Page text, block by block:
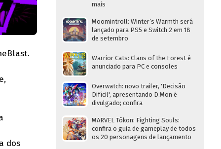
dos
mais
Moomintroll: Winter’s Warmth será
lançado para PS5 e Switch 2 em 18
de setembro
Warrior Cats: Clans of the Forest é
anunciado para PC e consoles
Overwatch: novo trailer, 'Decisão
Difícil', apresentando D.Mon é
divulgado; confira
MARVEL Tōkon: Fighting Souls:
confira o guia de gameplay de todos
os 20 personagens de lançamento